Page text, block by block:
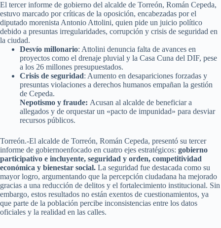
El tercer informe de gobierno del alcalde de Torreón, Román Cepeda,
estuvo marcado por críticas de la oposición, encabezadas por el
diputado morenista Antonio Attolini, quien pide un juicio político
debido a presuntas irregularidades, corrupción y crisis de seguridad en
la ciudad.
Desvío millonario: Attolini denuncia falta de avances en
proyectos como el drenaje pluvial y la Casa Cuna del DIF, pese
a los 26 millones presupuestados.
Crisis de seguridad: Aumento en desapariciones forzadas y
presuntas violaciones a derechos humanos empañan la gestión
de Cepeda.
Nepotismo y fraude: Acusan al alcalde de beneficiar a
allegados y de orquestar un «pacto de impunidad» para desviar
recursos públicos.
Torreón.-El alcalde de Torreón, Román Cepeda, presentó su tercer
informe de gobiernoenfocado en cuatro ejes estratégicos: gobierno
participativo e incluyente, seguridad y orden, competitividad
económica y bienestar social. La seguridad fue destacada como su
mayor logro, argumentando que la percepción ciudadana ha mejorado
gracias a una reducción de delitos y el fortalecimiento institucional. Sin
embargo, estos resultados no están exentos de cuestionamientos, ya
que parte de la población percibe inconsistencias entre los datos
oficiales y la realidad en las calles.